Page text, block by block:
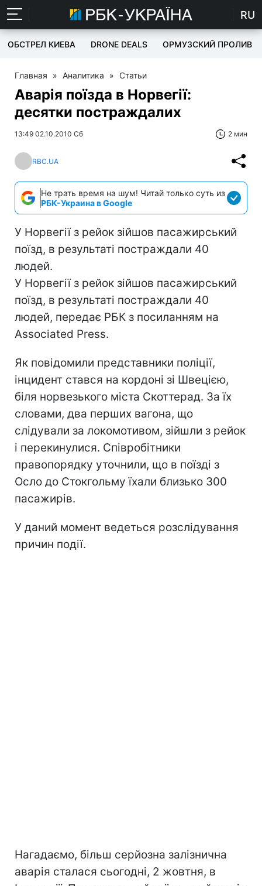
RU
ОБСТРЕЛ КИЕВА DRONE DEALS ОРМУЗСКИЙ ПРОЛИВ
Главная » Аналитика » Статьи
Аварія поїзда в Норвегії:
десятки постраждалих
13:49 02.10.2010 Сб 2 мин
RBC.UA
Не трать время на шум! Читай только суть из
РБК-Украина в Google
У Норвегії з рейок зійшов пасажирський
поїзд, в результаті постраждали 40
людей.
У Норвегії з рейок зійшов пасажирський
поїзд, в результаті постраждали 40
людей, передає РБК з посиланням на
Associated Press.
Як повідомили представники поліції,
інцидент стався на кордоні зі Швецією,
біля норвезького міста Скоттерад. За їх
словами, два перших вагона, що
слідували за локомотивом, зійшли з рейок
і перекинулися. Співробітники
правопорядку уточнили, що в поїзді з
Осло до Стокгольму їхали близько 300
пасажирів.
У даний момент ведеться розслідування
причин події.
Нагадаємо, більш серйозна залізнична
аварія сталася сьогодні, 2 жовтня, в